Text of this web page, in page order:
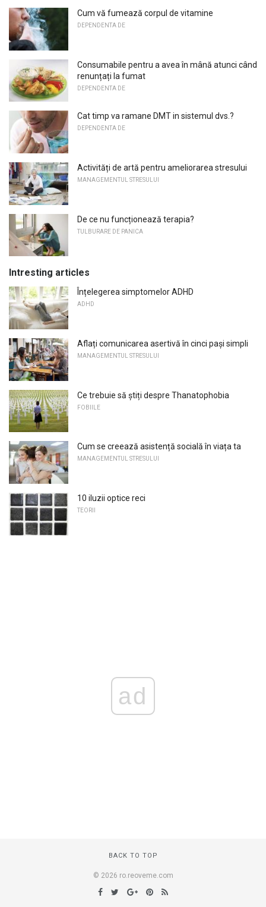
Cum vă fumează corpul de vitamine
DEPENDENTA DE
Consumabile pentru a avea în mână atunci când
renunțați la fumat
DEPENDENTA DE
Cat timp va ramane DMT in sistemul dvs.?
DEPENDENTA DE
Activități de artă pentru ameliorarea stresului
MANAGEMENTUL STRESULUI
De ce nu funcționează terapia?
TULBURARE DE PANICA
Intresting articles
Înțelegerea simptomelor ADHD
ADHD
Aflați comunicarea asertivă în cinci pași simpli
MANAGEMENTUL STRESULUI
Ce trebuie să știți despre Thanatophobia
FOBIILE
Cum se creează asistență socială în viața ta
MANAGEMENTUL STRESULUI
10 iluzii optice reci
TEORII
ad
BACK TO TOP
© 2026 ro.reoveme.com